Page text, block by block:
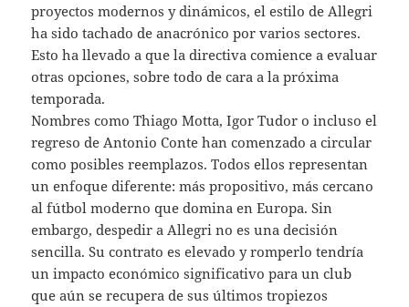
proyectos modernos y dinámicos, el estilo de Allegri
ha sido tachado de anacrónico por varios sectores.
Esto ha llevado a que la directiva comience a evaluar
otras opciones, sobre todo de cara a la próxima
temporada.
Nombres como Thiago Motta, Igor Tudor o incluso el
regreso de Antonio Conte han comenzado a circular
como posibles reemplazos. Todos ellos representan
un enfoque diferente: más propositivo, más cercano
al fútbol moderno que domina en Europa. Sin
embargo, despedir a Allegri no es una decisión
sencilla. Su contrato es elevado y romperlo tendría
un impacto económico significativo para un club
que aún se recupera de sus últimos tropiezos